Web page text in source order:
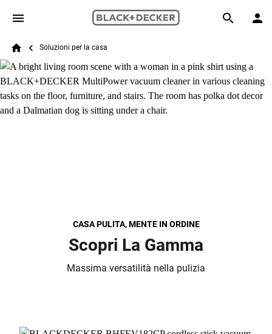
Skip to main content
Search
Breadcrumb
Soluzioni per la casa
CASA PULITA, MENTE IN ORDINE
Scopri La Gamma
Massima versatilità nella pulizia